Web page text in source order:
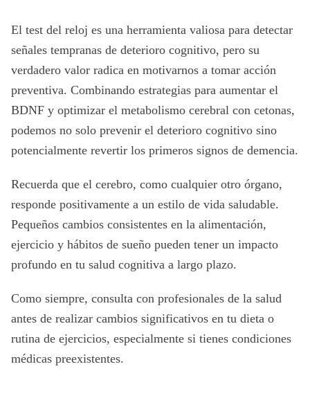
El test del reloj es una herramienta valiosa para detectar
señales tempranas de deterioro cognitivo, pero su
verdadero valor radica en motivarnos a tomar acción
preventiva. Combinando estrategias para aumentar el
BDNF y optimizar el metabolismo cerebral con cetonas,
podemos no solo prevenir el deterioro cognitivo sino
potencialmente revertir los primeros signos de demencia.
Recuerda que el cerebro, como cualquier otro órgano,
responde positivamente a un estilo de vida saludable.
Pequeños cambios consistentes en la alimentación,
ejercicio y hábitos de sueño pueden tener un impacto
profundo en tu salud cognitiva a largo plazo.
Como siempre, consulta con profesionales de la salud
antes de realizar cambios significativos en tu dieta o
rutina de ejercicios, especialmente si tienes condiciones
médicas preexistentes.